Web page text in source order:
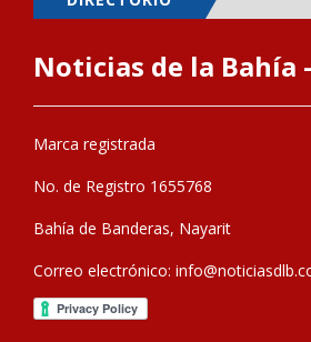
Noticias de la Bahía
Marca registrada
No. de Registro 1655768
Bahía de Banderas, Nayarit
Correo electrónico: